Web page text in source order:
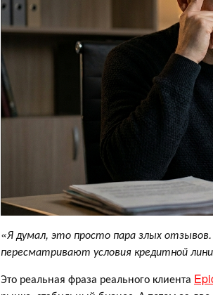
«Я думал, это просто пара злых
пересматривают условия кредитной
Это реальная фраза реального клиента